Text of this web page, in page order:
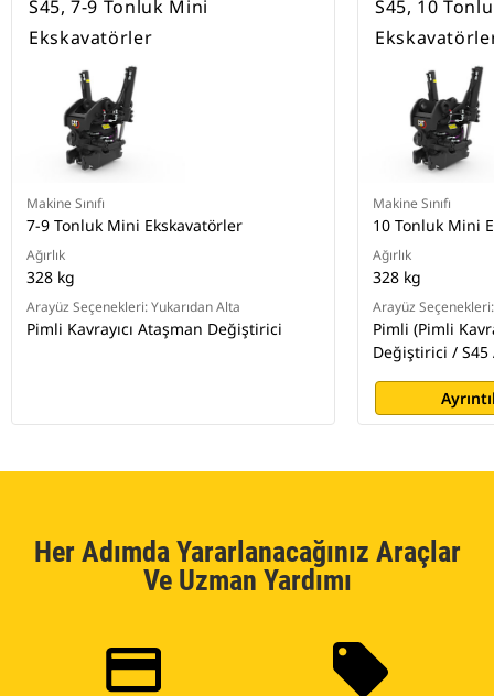
S45, 7-9 Tonluk Mini
Ekskavatörler
Makine Sınıfı
7-9 Tonluk Mini Ekskavatörler
Ağırlık
328 kg
Arayüz Seçenekleri: Yukarıdan Alta
Pimli Kavrayıcı Ataşman Değiştirici
S45, 10
Makine Sınıfı
10 Tonluk Mini
Ağırlık
328 kg
Arayüz
Pimli (Pimli
Değiştirici /
Her Adımda Yararlanacağınız Araçlar
Ve Uzman Yardımı